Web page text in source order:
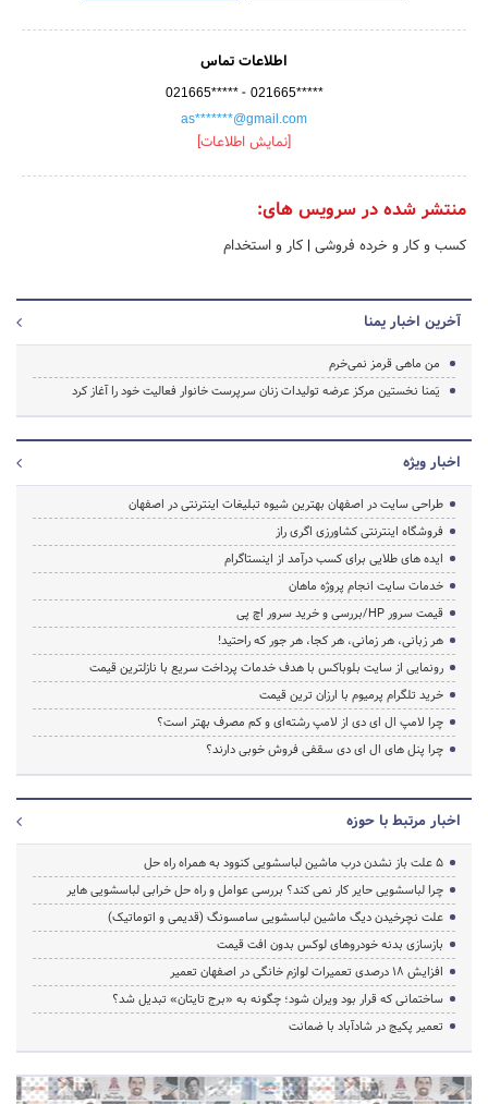
اطلاعات تماس
021665***** - 021665*****
as*******@gmail.com
[نمایش اطلاعات]
منتشر شده در سرویس های:
کسب و کار و خرده فروشی | کار و استخدام
آخرین اخبار یمنا
من ماهی قرمز نمی‌خرم
یَمنا نخستین مرکز عرضه تولیدات زنان سرپرست خانوار فعالیت خود را آغاز کرد
اخبار ویژه
طراحی سایت در اصفهان بهترین شیوه تبلیغات اینترنتی در اصفهان
فروشگاه اینترنتی کشاورزی اگری راز
ایده های طلایی برای کسب درآمد از اینستاگرام
خدمات سایت انجام پروژه ماهان
قیمت سرور HP/بررسی و خرید سرور اچ پی
هر زبانی، هر زمانی، هر کجا، هر جور که راحتید!
رونمایی از سایت بلوباکس با هدف خدمات پرداخت سریع با نازلترین قیمت
خرید تلگرام پرمیوم با ارزان ترین قیمت
چرا لامپ ال ای دی از لامپ رشته‌ای و کم مصرف بهتر است؟
چرا پنل های ال ای دی سقفی فروش خوبی دارند؟
اخبار مرتبط با حوزه
5 علت باز نشدن درب ماشین لباسشویی کنوود به همراه راه حل
چرا لباسشویی حایر کار نمی کند؟ بررسی عوامل و راه حل خرابی لباسشویی هایر
علت نچرخیدن دیگ ماشین لباسشویی سامسونگ (قدیمی و اتوماتیک)
بازسازی بدنه خودروهای لوکس بدون افت قیمت
افزایش ۱۸ درصدی تعمیرات لوازم خانگی در اصفهان تعمیر
ساختمانی که قرار بود ویران شود؛ چگونه به «برج تایتان» تبدیل شد؟
تعمیر پکیج در شادآباد با ضمانت